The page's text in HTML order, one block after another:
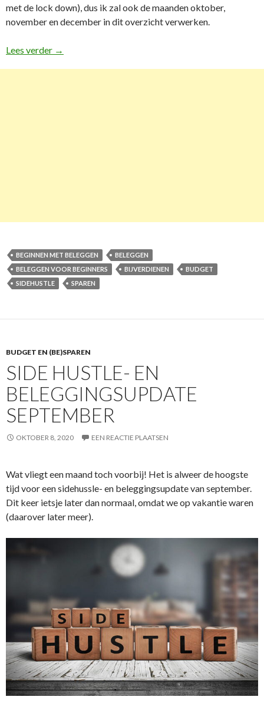
met de lock down), dus ik zal ook de maanden oktober,
november en december in dit overzicht verwerken.
Lees verder Sidehustle- en beleggingsupdate februari
→
BEGINNEN MET BELEGGEN
BELEGGEN
BELEGGEN VOOR BEGINNERS
BIJVERDIENEN
BUDGET
SIDEHUSTLE
SPAREN
BUDGET EN (BE)SPAREN
SIDE HUSTLE- EN
BELEGGINGSUPDATE
SEPTEMBER
OKTOBER 8, 2020 EEN REACTIE PLAATSEN
Wat vliegt een maand toch voorbij! Het is alweer de hoogste
tijd voor een sidehussle- en beleggingsupdate van september.
Dit keer ietsje later dan normaal, omdat we op vakantie waren
(daarover later meer).